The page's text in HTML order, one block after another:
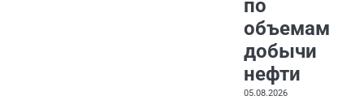
по
объемам
добычи
нефти
05.08.2026